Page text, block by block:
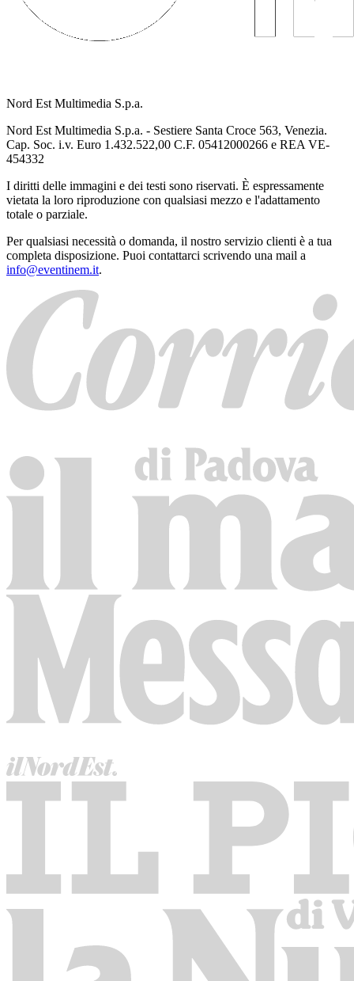
Nord Est Multimedia S.p.a.
Nord Est Multimedia S.p.a. - Sestiere Santa Croce 563, Venezia.
Cap. Soc. i.v. Euro 1.432.522,00 C.F. 05412000266 e REA VE-
454332
I diritti delle immagini e dei testi sono riservati. È espressamente
vietata la loro riproduzione con qualsiasi mezzo e l'adattamento
totale o parziale.
Per qualsiasi necessità o domanda, il nostro servizio clienti è a tua
completa disposizione. Puoi contattarci scrivendo una mail a
info@eventinem.it.